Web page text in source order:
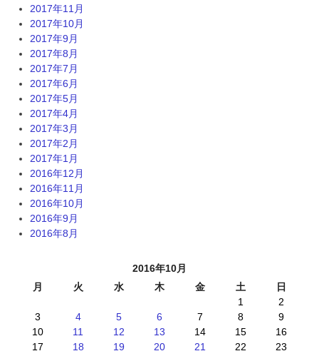
2017年11月
2017年10月
2017年9月
2017年8月
2017年7月
2017年6月
2017年5月
2017年4月
2017年3月
2017年2月
2017年1月
2016年12月
2016年11月
2016年10月
2016年9月
2016年8月
2016年10月
月
火 水 木 金 土
日
1
2
3
4 5 6 7 8
9
10
11 12 13 14 15
16
17
18 19 20 21 22 23